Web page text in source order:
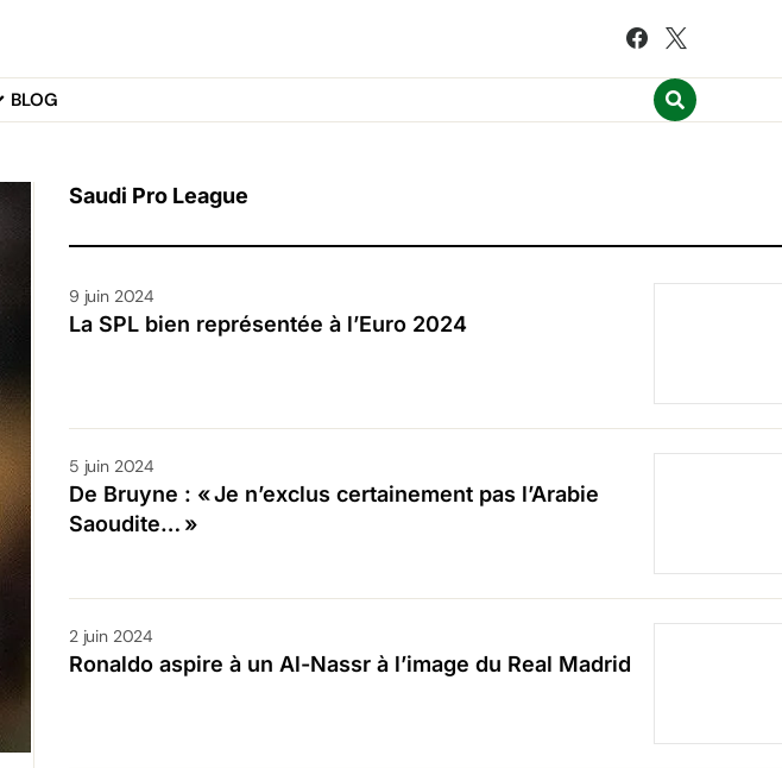
BLOG
Saudi Pro League
9 juin 2024
La SPL bien représentée à l’Euro 2024
5 juin 2024
De Bruyne : « Je n’exclus certainement pas l’Arabie
Saoudite… »
2 juin 2024
Ronaldo aspire à un Al-Nassr à l’image du Real Madrid